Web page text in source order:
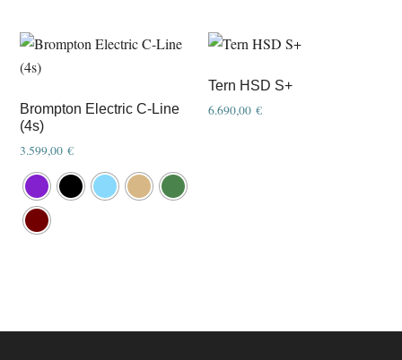
has
multiple
The
options
be
chosen
on
has
variants.
The
Brompton Electric C-Line
(4s)
3.599,00€
This
product
has
Tern HSD S+
6.690,00€